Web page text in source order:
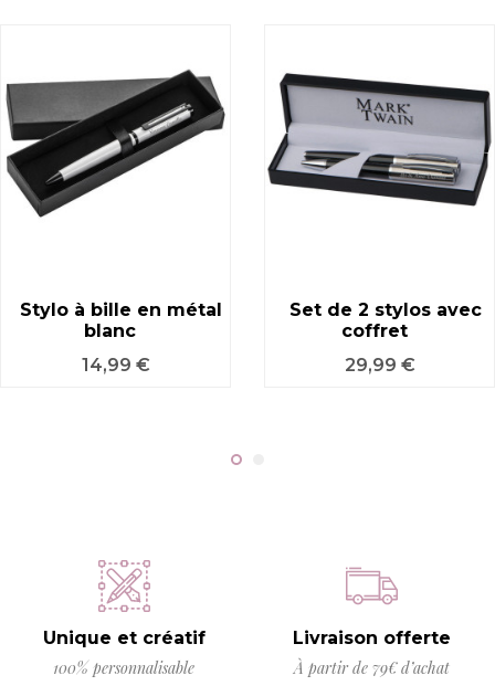
Stylo à bille en métal
blanc
Prix
14,99 €
Set de 2 stylos avec
coffret
Prix
29,99 €
Unique et créatif
100% personnalisable
Livraison offerte
À partir de 79€ d’achat